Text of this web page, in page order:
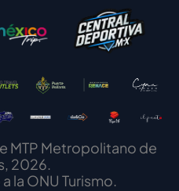
MTP Metropolitano de
2026.
la ONU Turismo.